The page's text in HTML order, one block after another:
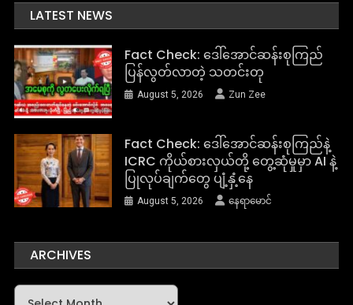
LATEST NEWS
Fact Check: ဒေါ်အောင်ဆန်းစုကြည်
ပြန်လွတ်လာတဲ့ သတင်းတု
August 5, 2026 Zun Zee
Fact Check: ဒေါ်အောင်ဆန်းစုကြည်နဲ့
ICRC ကိုယ်စားလှယ်တို့ တွေ့ဆုံမှုမှာ AI နဲ့
ပြုလုပ်ချက်တွေ ပျံ့နှံ့နေ
August 5, 2026 နေရာမောင်
ARCHIVES
Archives